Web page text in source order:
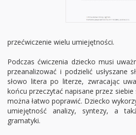
przećwiczenie wielu umiejętności.
Podczas ćwiczenia dziecko musi
przeanalizować i podzielić usłyszane
słowo litera po literze, zwracając
końcu przeczytać napisane przez siebie
można łatwo poprawić. Dziecko
umiejętność analizy, syntezy, a
gramatyki.